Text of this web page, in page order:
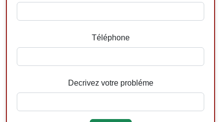
Téléphone
Decrivez votre probléme